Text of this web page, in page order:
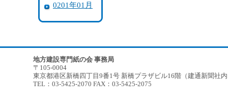
0201年01月
地方建設専門紙の会 事務局
〒105-0004
東京都港区新橋四丁目9番1号 新橋プラザビル16階（建通新聞社
TEL：03-5425-2070 FAX：03-5425-2075